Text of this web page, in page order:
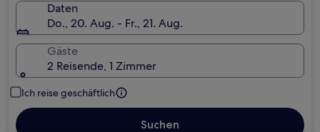
Daten
Do., 20. Aug. - Fr., 21. Aug.
Gäste
2 Reisende, 1 Zimmer
Ich reise geschäftlich
Suchen